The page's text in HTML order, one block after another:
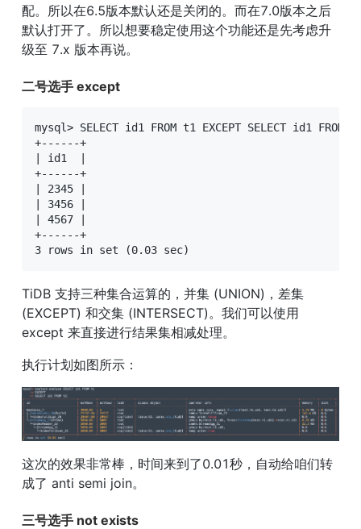
配。所以在6.5版本默认还是关闭的。而在7.0版本之后
默认打开了。所以想要稳定使用这个功能还是先考虑升
级至 7.x 版本再说。
二号选手 except
mysql> SELECT id1 FROM t1 EXCEPT SELECT id1 FROM
+------+
| id1  |
+------+
| 2345 |
| 3456 |
| 4567 |
+------+
3 rows in set (0.03 sec)
TiDB 支持三种集合运算的，并集 (UNION)，差集
(EXCEPT) 和交集 (INTERSECT)。我们可以使用
except 来直接进行结果集相减处理。
执行计划如图所示：
这次的效果非常棒，时间来到了0.01秒，自动给咱们转
成了 anti semi join。
三号选手 not exists